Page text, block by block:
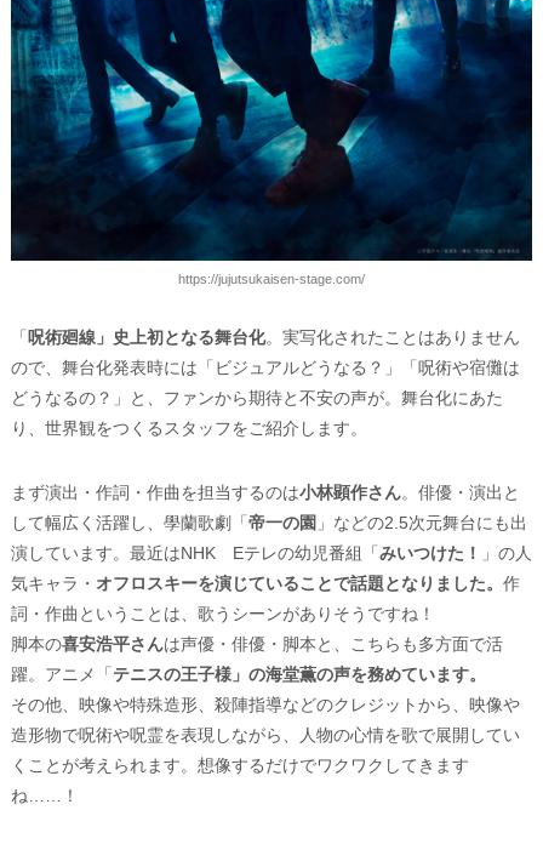
https://jujutsukaisen-stage.com/
「 呪術廻線」史上初となる舞台化。実写化されたことはありません
ので、舞台化発表時には「ビジュアルどうなる？」「呪術や宿儺は
どうなるの？」と、ファンから期待と不安の声が。舞台化にあた
り、世界観をつくるスタッフをご紹介します。
まず演出・作詞・作曲を担当するのは小林顕作さん。俳優・演出と
して幅広く活躍し、學蘭歌劇「 帝一の園 」などの2.5次元舞台にも出
演しています。最近はNHK Eテレの幼児番組「 みいつけた！
」の人
気キャラ・ オフロスキーを演じていることで話題となりました。 作
詞・作曲ということは、歌うシーンがありそうですね！
脚本の喜安浩平さんは声優・俳優・脚本と、こちらも多方面で活
躍。アニメ「 テニスの王子様」の海堂薫の声を務めています。
その他、映像や特殊造形、殺陣指導などのクレジットから、映像や
造形物で呪術や呪霊を表現しながら、人物の心情を歌で展開してい
くことが考えられます。想像するだけでワクワクしてきます
ね……！